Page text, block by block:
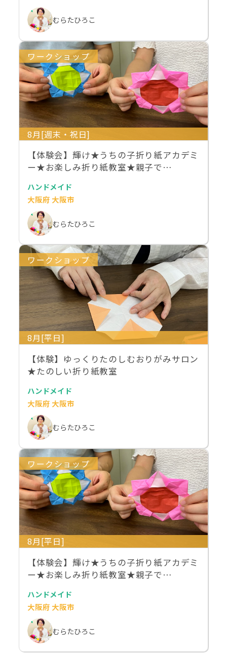
むらたひろこ
ワークショップ
8月[週末・祝日]
【体験会】輝け★うちの子折り紙アカデミ
ー★お楽しみ折り紙教室★親子で…
ハンドメイド
大阪府 大阪市
むらたひろこ
ワークショップ
8月[平日]
【体験】ゆっくりたのしむおりがみサロン
★たのしい折り紙教室
ハンドメイド
大阪府 大阪市
むらたひろこ
ワークショップ
8月[平日]
【体験会】輝け★うちの子折り紙アカデミ
ー★お楽しみ折り紙教室★親子で…
ハンドメイド
大阪府 大阪市
むらたひろこ